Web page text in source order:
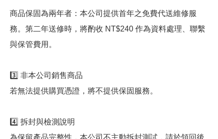
商品保固為兩年者：本公司提供首年之免費代送維修服
務。第二年送修時，將酌收 NT$240 作為資料處理、聯繫
與保管費用。
3️⃣ 非本公司銷售商品
若無法提供購買憑證，將不提供保固服務。
4️⃣ 拆封與檢測說明